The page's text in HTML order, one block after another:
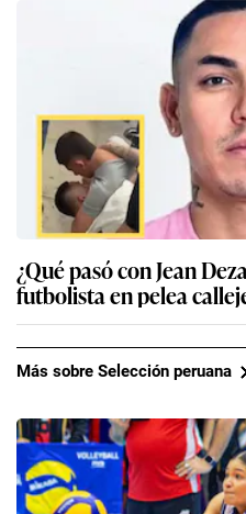
¿Qué pasó con Jean
futbolista en pelea
Más sobre Selección peruana